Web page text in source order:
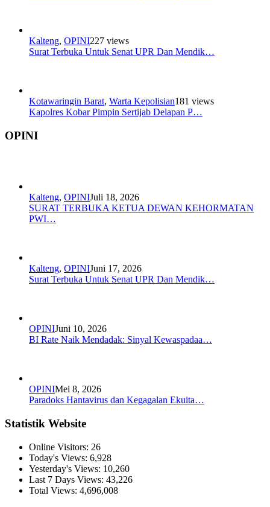
Kalteng, OPINI227 views
Surat Terbuka Untuk Senat UPR Dan Mendik…
Kotawaringin Barat, Warta Kepolisian181 views
Kapolres Kobar Pimpin Sertijab Delapan P…
OPINI
Kalteng, OPINIJuli 18, 2026
SURAT TERBUKA KETUA DEWAN KEHORMATAN
PWI…
Kalteng, OPINIJuni 17, 2026
Surat Terbuka Untuk Senat UPR Dan Mendik…
OPINIJuni 10, 2026
BI Rate Naik Mendadak: Sinyal Kewaspadaa…
OPINIMei 8, 2026
Paradoks Hantavirus dan Kegagalan Ekuita…
Statistik Website
Online Visitors: 26
Today's Views: 6,928
Yesterday's Views: 10,260
Last 7 Days Views: 43,226
Total Views: 4,696,008